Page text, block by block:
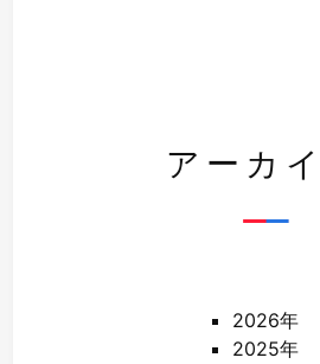
アーカ
2026年
2025年